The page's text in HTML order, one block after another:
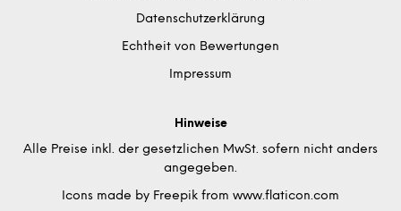
Datenschutzerklärung
Echtheit von Bewertungen
Impressum
Hinweise
Alle Preise inkl. der gesetzlichen MwSt. sofern nicht anders
angegeben.
Icons made by Freepik from www.flaticon.com